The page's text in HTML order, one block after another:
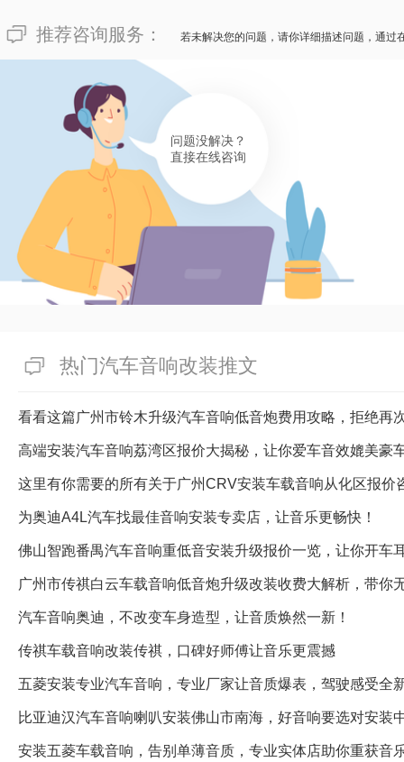
推荐咨询服务： 若未解决您的问题，请你详细描述问题，通过
问题没解决？
直接在线咨询
热门汽车音响改装推文
看看这篇广州市铃木升级汽车音响低音炮费用攻略，拒绝再
高端安装汽车音响荔湾区报价大揭秘，让你爱车音效媲美豪
这里有你需要的所有关于广州CRV安装车载音响从化区报价
为奥迪A4L汽车找最佳音响安装专卖店，让音乐更畅快！
佛山智跑番禺汽车音响重低音安装升级报价一览，让你开车
广州市传祺白云车载音响低音炮升级改装收费大解析，带你
汽车音响奥迪，不改变车身造型，让音质焕然一新！
传祺车载音响改装传祺，口碑好师傅让音乐更震撼
五菱安装专业汽车音响，专业厂家让音质爆表，驾驶感受全
比亚迪汉汽车音响喇叭安装佛山市南海，好音响要选对安装
安装五菱车载音响，告别单薄音质，专业实体店助你重获音